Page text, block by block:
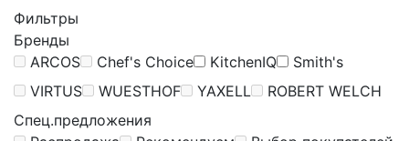
Фильтры
Бренды
ARCOS
Chef's Choice KitchenIQ
Smith's
VIRTUS
WUESTHOF YAXELL
ROBERT WELCH
Спец.предложения